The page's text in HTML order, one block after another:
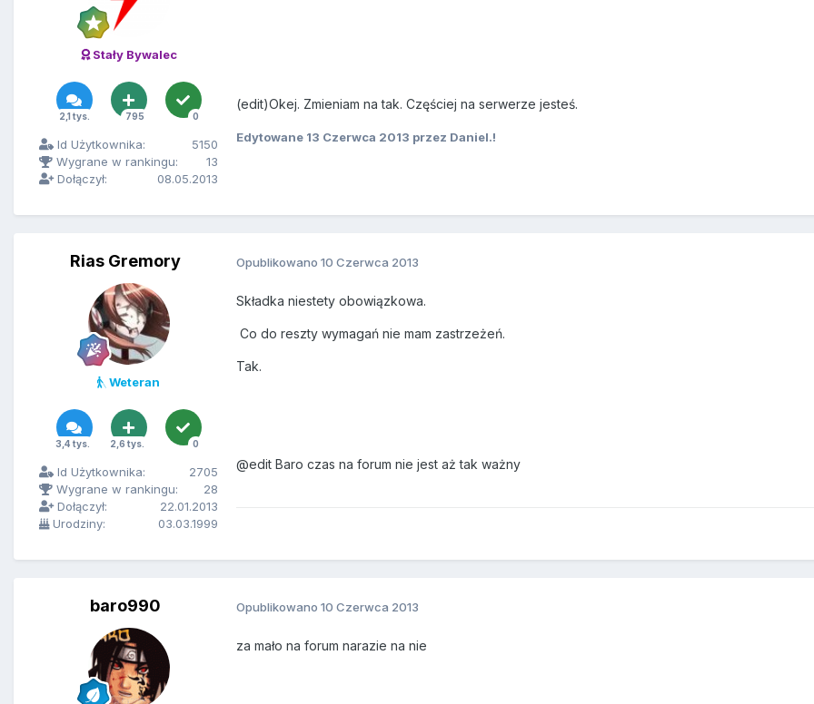
Stały Bywalec
2,1 tys. 795 0
Id Użytkownika:
5150
Wygrane w rankingu:
13
Dołączył:
08.05.2013
(edit)Okej. Zmieniam na tak. Częściej na serwerze jesteś.
Edytowane 13 Czerwca 2013 przez Daniel.!
Rias Gremory
Weteran
3,4 tys. 2,6 tys. 0
Id Użytkownika:
2705
Wygrane w rankingu:
28
Dołączył:
22.01.2013
Urodziny:
03.03.1999
Opublikowano 10 Czerwca 2013
Składka niestety obowiązkowa.
Co do reszty wymagań nie mam zastrzeżeń.
Tak.
@edit Baro czas na forum nie jest aż tak ważny
baro990 Opublikowano 10 Czerwca 2013
za mało na forum narazie na nie